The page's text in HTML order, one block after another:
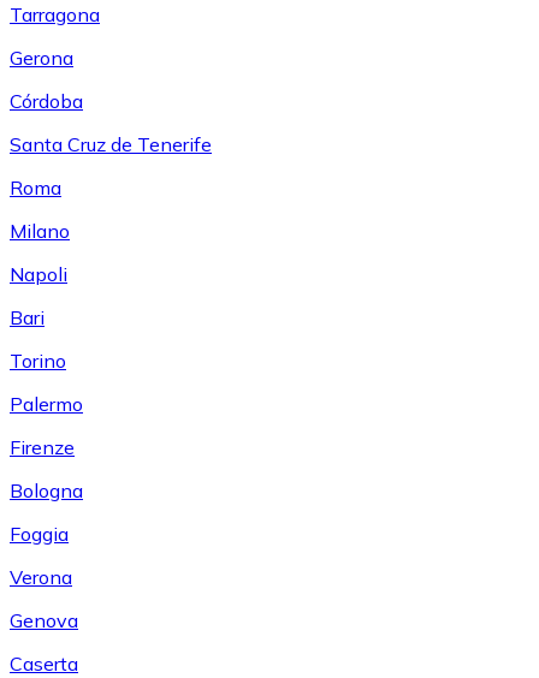
Tarragona
Gerona
Córdoba
Santa Cruz de Tenerife
Roma
Milano
Napoli
Bari
Torino
Palermo
Firenze
Bologna
Foggia
Verona
Genova
Caserta